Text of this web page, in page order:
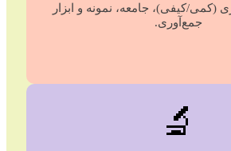
(کمی/کیفی)، جامعه، نمونه و ابزار
جمع‌آوری.
🔬